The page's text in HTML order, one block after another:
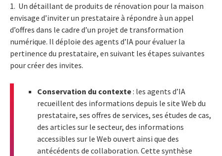
1. Un détaillant de produits de rénovation pour la maison
envisage d’inviter un prestataire à répondre à un appel
d’offres dans le cadre d’un projet de transformation
numérique. Il déploie des agents d’IA pour évaluer la
pertinence du prestataire, en suivant les étapes suivantes
pour créer des invites.
Conservation du contexte: les agents d’IA
recueillent des informations depuis le site Web du
prestataire, ses offres de services, ses études de cas,
des articles sur le secteur, des informations
accessibles sur le Web ouvert ainsi que des
antécédents de collaboration. Cette synthèse